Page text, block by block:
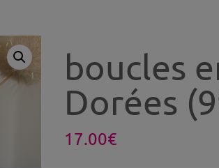
boucles
Dorées
17.00€